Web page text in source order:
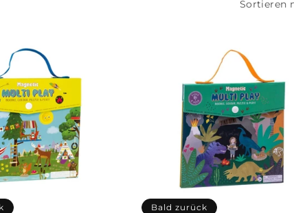
Sortieren
Bald zurück